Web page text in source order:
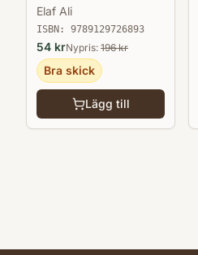
Elaf Ali
ISBN: 9789129726893
54 krNypris: 196kr
Bra skick
Lägg till